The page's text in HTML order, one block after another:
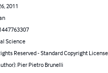
2011
Science
Reserved - Standard Copyright License
Pier Pietro Brunelli